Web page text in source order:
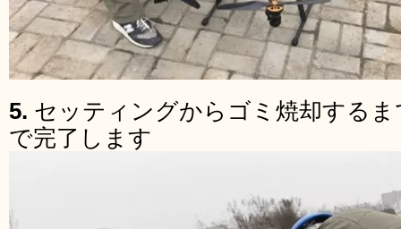
5. セッティングからゴミ焼却する
で完了します